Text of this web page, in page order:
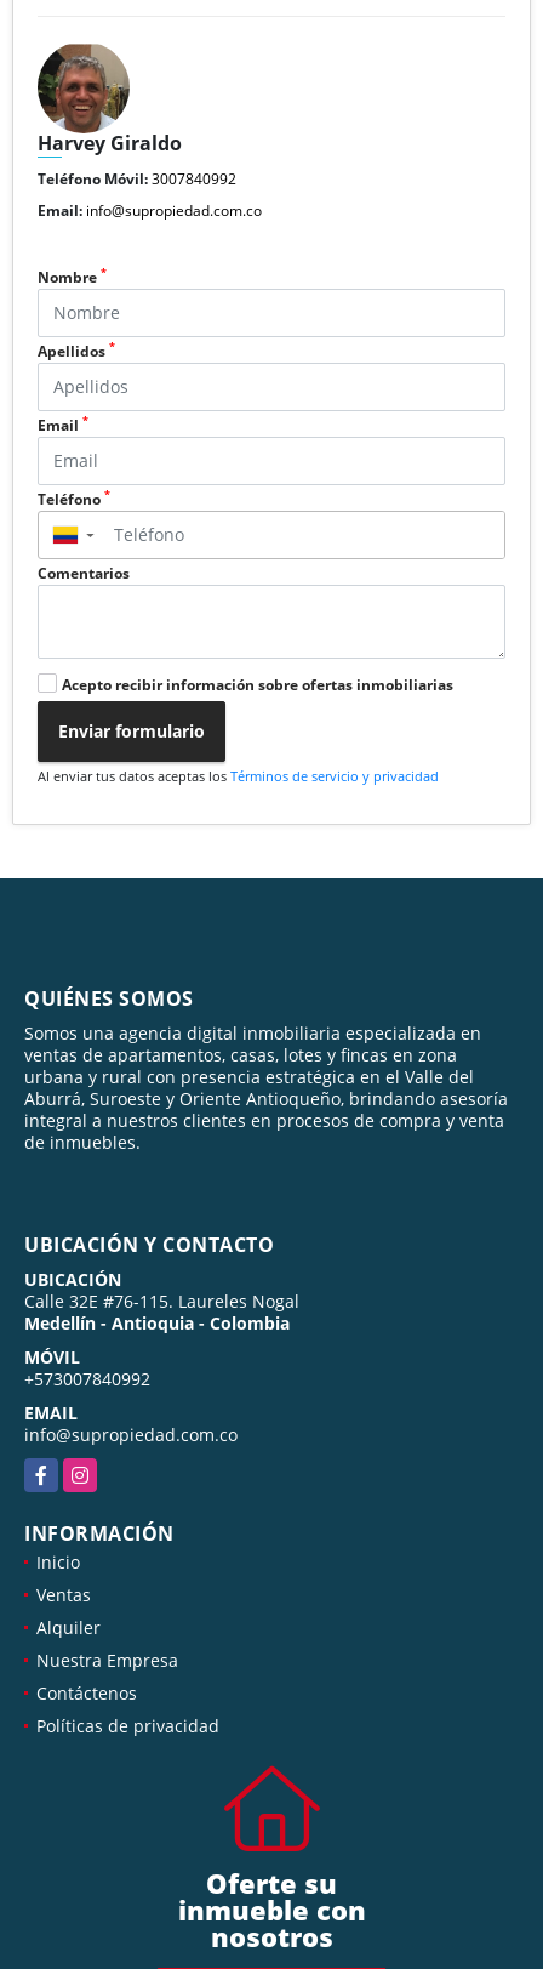
Harvey Giraldo
Teléfono Móvil:3007840992
Email: info@supropiedad.com.co
Nombre *
Apellidos *
Email *
Teléfono *
▼
Comentarios
Acepto recibir información sobre ofertas inmobiliarias
Enviar formulario
Al enviar tus datos aceptas los Términos de servicio y privacidad
QUIÉNES SOMOS
Somos una agencia digital inmobiliaria especializada en
ventas de apartamentos, casas, lotes y fincas en zona
urbana y rural con presencia estratégica en el Valle del
Aburrá, Suroeste y Oriente Antioqueño, brindando asesoría
integral a nuestros clientes en procesos de compra y venta
de inmuebles.
UBICACIÓN Y CONTACTO
UBICACIÓN
Calle 32E #76-115. Laureles Nogal
Medellín - Antioquia - Colombia
MÓVIL
+573007840992
EMAIL
info@supropiedad.com.co
FacebookInstagram
INFORMACIÓN
Inicio
Ventas
Alquiler
Nuestra Empresa
Contáctenos
Políticas de privacidad
Oferte su
inmueble con
nosotros